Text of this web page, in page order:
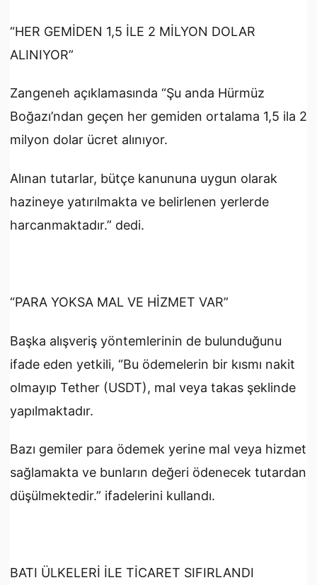
“HER GEMİDEN 1,5 İLE 2 MİLYON DOLAR
ALINIYOR”
Zangeneh açıklamasında “Şu anda Hürmüz
Boğazı’ndan geçen her gemiden ortalama 1,5 ila 2
milyon dolar ücret alınıyor.
Alınan tutarlar, bütçe kanununa uygun olarak
hazineye yatırılmakta ve belirlenen yerlerde
harcanmaktadır.” dedi.
“PARA YOKSA MAL VE HİZMET VAR”
Başka alışveriş yöntemlerinin de bulunduğunu
ifade eden yetkili, “Bu ödemelerin bir kısmı nakit
olmayıp Tether (USDT), mal veya takas şeklinde
yapılmaktadır.
Bazı gemiler para ödemek yerine mal veya hizmet
sağlamakta ve bunların değeri ödenecek tutardan
düşülmektedir.” ifadelerini kullandı.
BATI ÜLKELERİ İLE TİCARET SIFIRLANDI